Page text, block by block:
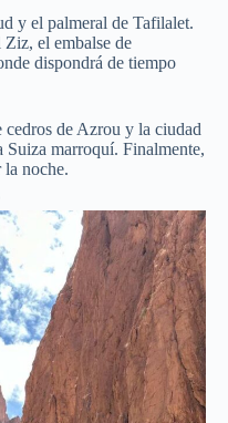
y el palmeral de Tafilalet.
Ziz, el embalse de
dispondrá de tiempo
cedros de Azrou y la ciudad
Suiza marroquí. Finalmente,
la noche.